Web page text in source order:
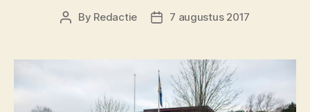
Post
By Redactie
Post7 augustus 2017